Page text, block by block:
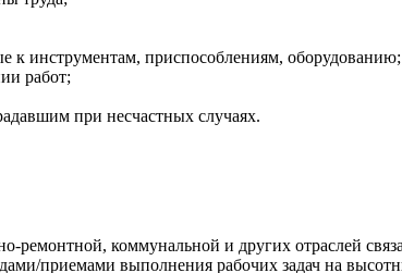
к инструментам, приспособлениям, оборудованию;
работ;
при несчастных случаях.
ремонтной, коммунальной и других отраслей
приемами выполнения рабочих задач на